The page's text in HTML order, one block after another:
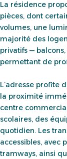
La résidence
pièces, dont
volumes, une
majorité des
privatifs —
permettant de
L’adresse profite
la proximité
centre
scolaires, des
quotidien. Les
accessibles, avec
tramways, ainsi